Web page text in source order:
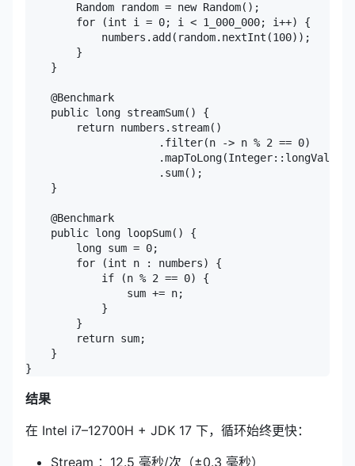
        Random random = new Random();
        for (int i = 0; i < 1_000_000; i++) {
            numbers.add(random.nextInt(100));
        }
    }
    @Benchmark
    public long streamSum() {
        return numbers.stream()
                     .filter(n -> n % 2 == 0)
                     .mapToLong(Integer::longValue)
                     .sum();
    }
    @Benchmark
    public long loopSum() {
        long sum = 0;
        for (int n : numbers) {
            if (n % 2 == 0) {
                sum += n;
            }
        }
        return sum;
    }
结果
在 Intel i7–12700H + JDK 17 下，循环始终更快：
Stream ：12.5 毫秒/次（±0.3 毫秒）